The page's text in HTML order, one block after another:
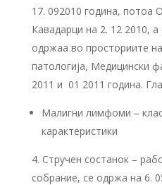
17. 092010 година, потоа
Кавадарци на 2. 12 2010,
одржаа во просториите
патологија, Медицински
2011 и 01 2011 година.
Малигни лимфоми –
карактеристики
Стручен состанок –
собрание, се одржа на 6.